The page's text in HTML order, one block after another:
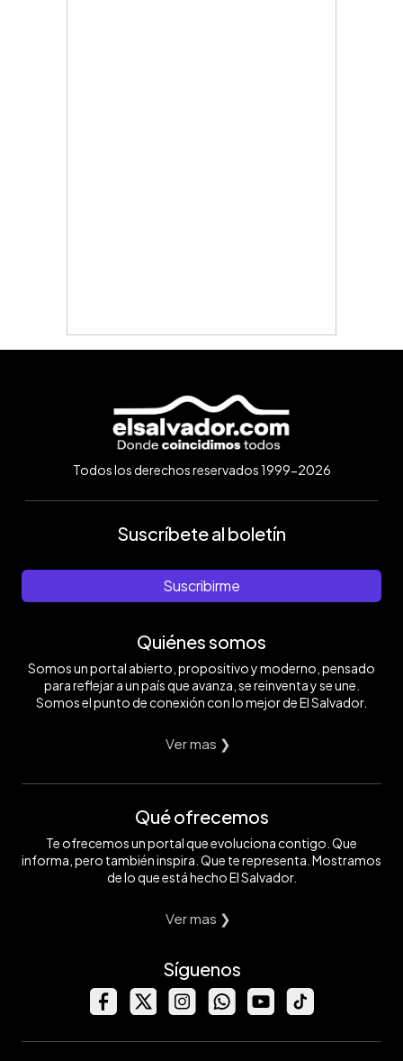
Todos los derechos reservados 1999-2026
Suscríbete al boletín
Suscribirme
Quiénes somos
Somos un portal abierto, propositivo y moderno, pensado
para reflejar a un país que avanza, se reinventa y se une.
Somos el punto de conexión con lo mejor de El Salvador.
Ver mas ❯
Qué ofrecemos
Te ofrecemos un portal que evoluciona contigo. Que
informa, pero también inspira. Que te representa. Mostramos
de lo que está hecho El Salvador.
Ver mas ❯
Síguenos